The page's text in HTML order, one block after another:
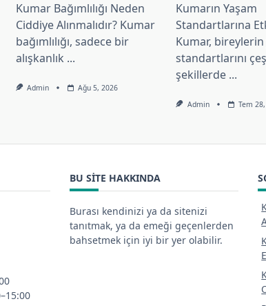
Kumar Bağımlılığı Neden
Ciddiye Alınmalıdır? Kumar
bağımlılığı, sadece bir
alışkanlık ...
Admin Ağu 5, 2026
Kumarın Yaşam
Standartlarına
Kumar,
standartlarını
şekillerde ...
Admin Tem
BU SITE HAKKINDA
Burası kendinizi ya da sitenizi
tanıtmak, ya da emeği geçenlerden
bahsetmek için iyi bir yer olabilir.